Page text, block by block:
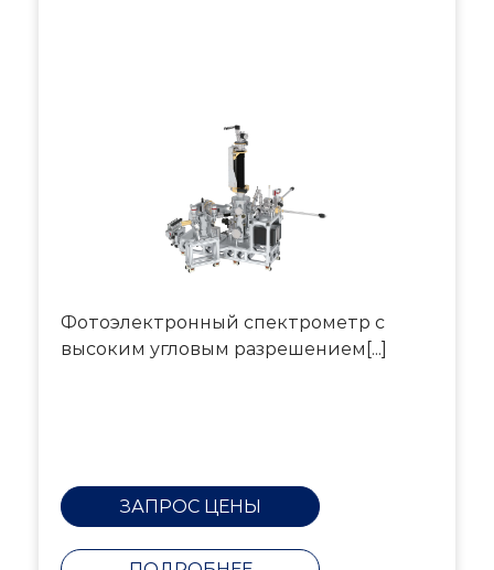
Фотоэлектронный спектрометр с
высоким угловым разрешением[...]
ЗАПРОС ЦЕНЫ